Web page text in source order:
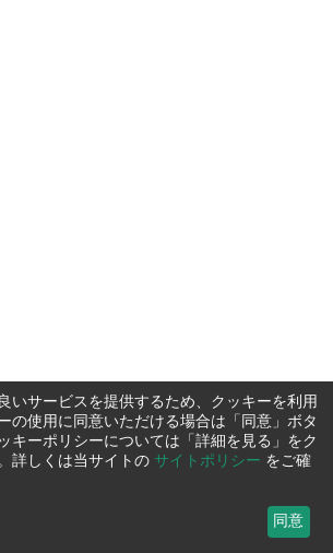
いサービスを提供するため、クッキーを利用
の使用に同意いただける場合は「同意」ボタ
キーポリシーについては「詳細を見る」をク
詳しくは当サイトの サイトポリシー をご確
同意